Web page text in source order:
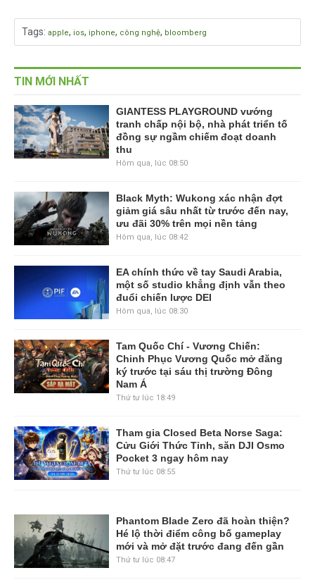
Tags: apple, ios, iphone, công nghệ, bloomberg
TIN MỚI NHẤT
GIANTESS PLAYGROUND vướng
tranh chấp nội bộ, nhà phát triển tố
đồng sự ngầm chiếm đoạt doanh
thu
Hôm qua, lúc 08:50
Black Myth: Wukong xác nhận đợt
giảm giá sâu nhất từ trước đến nay,
ưu đãi 30% trên mọi nền tảng
Hôm qua, lúc 08:42
EA chính thức về tay Saudi Arabia,
một số studio khẳng định vẫn theo
đuổi chiến lược DEI
Hôm qua, lúc 08:30
Tam Quốc Chí - Vương Chiến:
Chinh Phục Vương Quốc mở đăng
ký trước tại sáu thị trường Đông
Nam Á
Thứ tư lúc 18:49
Tham gia Closed Beta Norse Saga:
Cửu Giới Thức Tỉnh, săn DJI Osmo
Pocket 3 ngay hôm nay
Thứ tư lúc 08:55
Phantom Blade Zero đã hoàn thiện?
Hé lộ thời điểm công bố gameplay
mới và mở đặt trước đang đến gần
Thứ tư lúc 08:47